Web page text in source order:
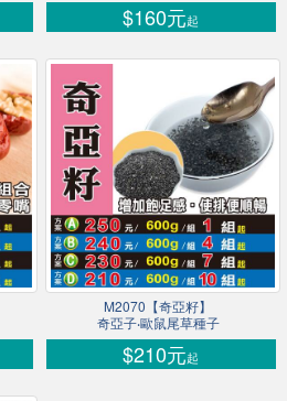
$160元起
M2070【奇亞籽】
奇亞子‧歐鼠尾草種子
$210元起